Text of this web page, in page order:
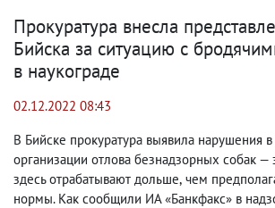
Прокуратура внесла
Бийска за ситуацию с
в наукограде
02.12.2022 08:43
В Бийске прокуратура выявила нарушения
организации отлова безнадзорных собак —
здесь отрабатывают дольше, чем
нормы. Как сообщили ИА «Банкфакс» в